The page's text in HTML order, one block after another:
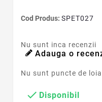
Cod Produs: SPET027
Nu sunt inca recenzii
Adauga o
Nu sunt puncte de
 Disponibil